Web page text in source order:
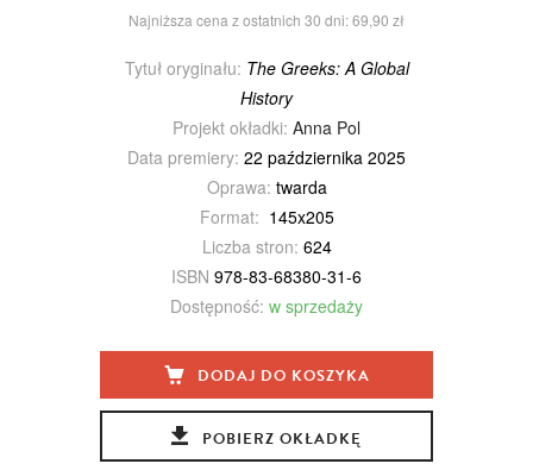
Najniższa cena z ostatnich 30 dni: 69,90 zł
Tytuł oryginału: The Greeks: A Global
History
Projekt okładki: Anna Pol
Data premiery: 22 października 2025
Oprawa: twarda
Format: 145x205
Liczba stron: 624
ISBN 978-83-68380-31-6
Dostępność: w sprzedaży
DODAJ DO KOSZYKA
POBIERZ OKŁADKĘ